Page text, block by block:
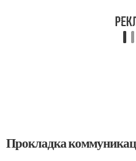
Прокладка